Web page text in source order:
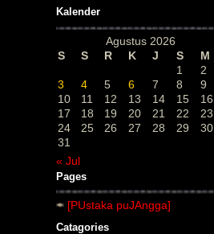
Kalender
Agustus 2026
S
S R K J S
M
1
2
3
4 5 6 7 8
9
10
11 12 13 14 15
16
17
18 19 20 21 22
23
24
25 26 27 28 29
30
31
« Jul
Pages
[PUstaka puJAngga]
Catagories